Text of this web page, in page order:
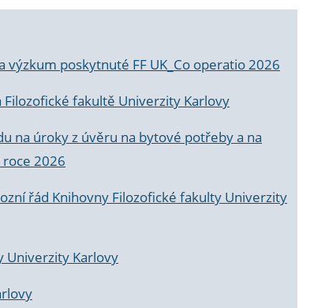
poskytnuté FF UK_Co operatio 2026
fakultě Univerzity Karlovy
na úroky z úvěru na bytové potřeby a na
2026
řád Knihovny Filozofické fakulty Univerzity
Univerzity Karlovy